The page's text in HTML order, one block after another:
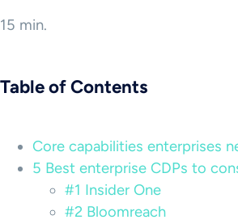
15 min.
Table of Contents
Core capabilities enterprises
5 Best enterprise CDPs to
#1 Insider One
#2 Bloomreach